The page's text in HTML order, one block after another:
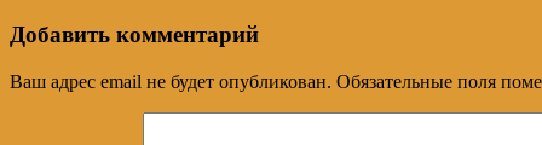
Добавить комментарий
Ваш адрес email не будет опубликован. Обязательные поля